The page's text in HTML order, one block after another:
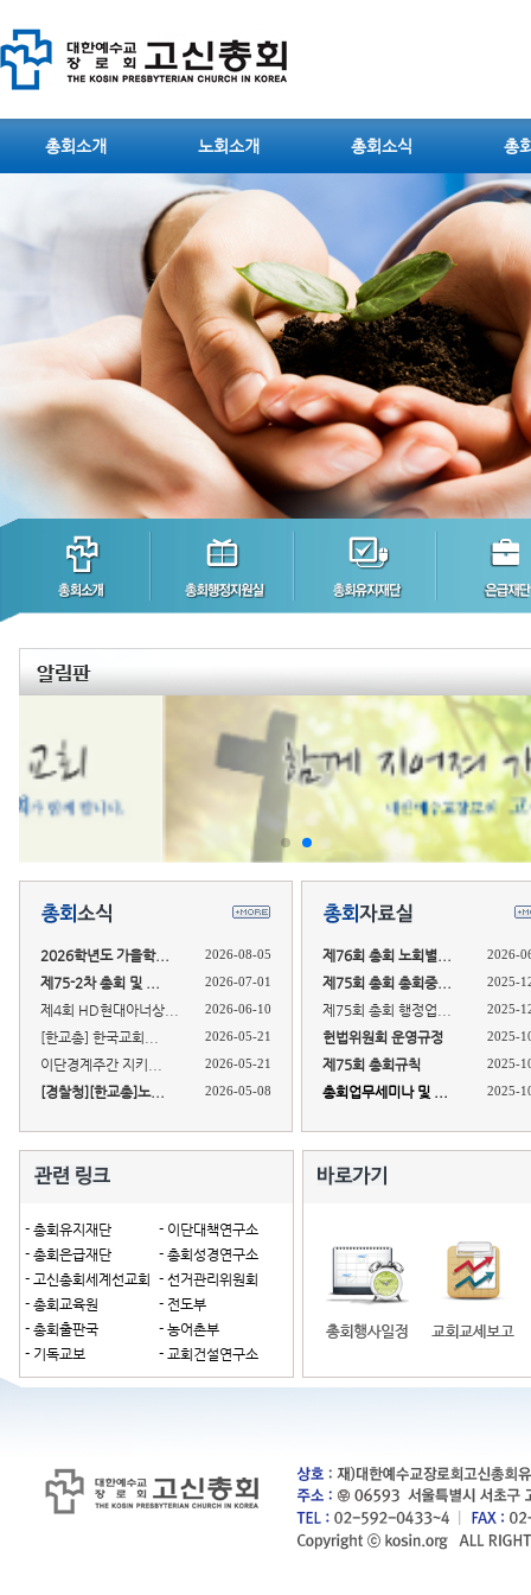
총회소개 노회소개 총회소식 총
2026학년도 가을학... 2026-08-05
제75-2차 총회 및 ... 2026-07-01
제4회 HD현대아너상... 2026-06-10
[한교총] 한국교회... 2026-05-21
이단경계주간 지키... 2026-05-21
[경찰청][한교총]노... 2026-05-08
제76회 총회 노회별... 2026-
제75회 총회 총회중... 2025-
제75회 총회 행정업... 2025-
헌법위원회 운영규정 2025-
제75회 총회규칙 2025-
총회업무세미나 및 ... 2025-
- 총회유지재단
- 총회은급재단
- 고신총회세계선교회
- 총회교육원
- 총회출판국
- 기독교보
- 이단대책연구소
- 총회성경연구소
- 선거관리위원회
- 전도부
- 농어촌부
- 교회건설연구소